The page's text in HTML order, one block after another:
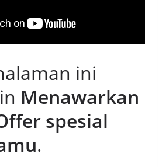
ini
Menawarkan
spesial
.